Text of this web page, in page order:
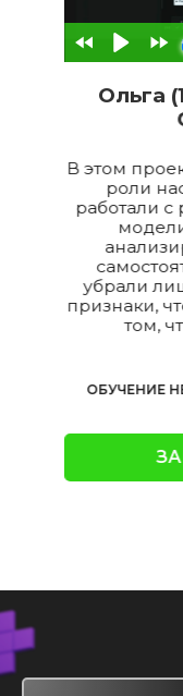
Ольга
В этом
роли
работали с
убрали
признаки,
том,
ОБУЧЕНИЕ